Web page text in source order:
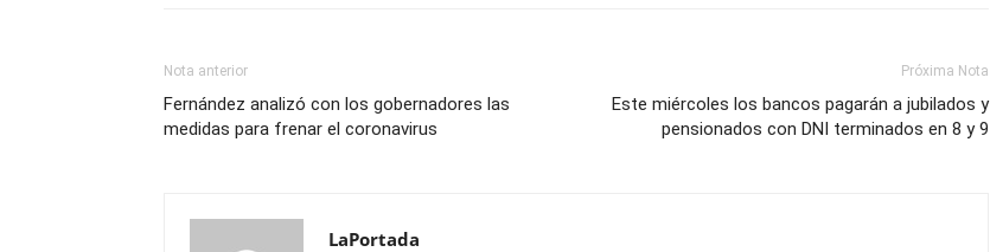
Nota anterior
Fernández analizó con los gobernadores las
medidas para frenar el coronavirus
Próxima Nota
Este miércoles los bancos pagarán a jubilados y
pensionados con DNI terminados en 8 y 9
LaPortada